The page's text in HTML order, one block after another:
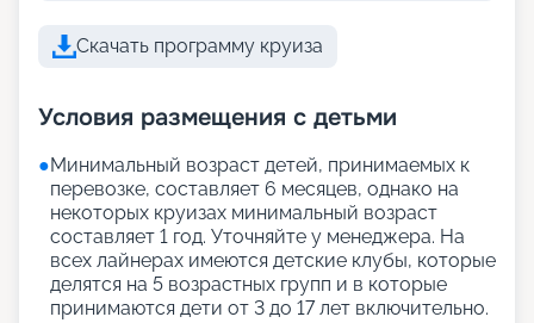
Скачать программу круиза
Условия размещения с детьми
●Минимальный возраст детей, принимаемых к
перевозке, составляет 6 месяцев, однако на
некоторых круизах минимальный возраст
составляет 1 год. Уточняйте у менеджера. На
всех лайнерах имеются детские клубы, которые
делятся на 5 возрастных групп и в которые
принимаются дети от 3 до 17 лет включительно.